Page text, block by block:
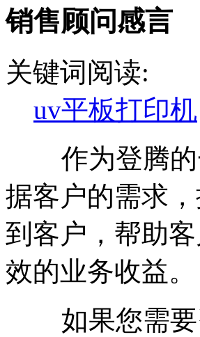
销售顾问感言
关键词阅读:
uv平板打印机
作为登腾的
据客户的需求
到客户，帮助
效的业务收益。
如果您需要